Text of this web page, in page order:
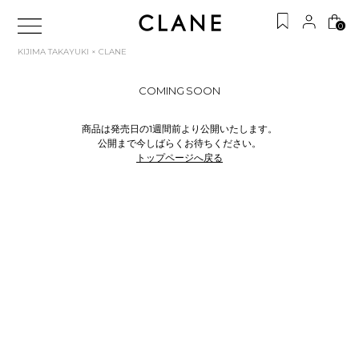
0
KIJIMA TAKAYUKI × CLANE
COMING SOON
商品は発売日の1週間前より公開いたします。
公開まで今しばらくお待ちください。
トップページへ戻る